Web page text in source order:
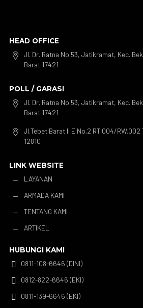
HEAD OFFICE

Jl. Dr. Ratna No.53, Jatikramat, Kec.
Barat 17421
POLL / GARASI

Jl. Dr. Ratna No.53, Jatikramat, Kec.
Barat 17421

Jl.Tebet Barat II E No.2 RT.004/
12810
LINK WEBSITE
K
LAYANAN
K ARMADA KAMI
K TENTANG KAMI
K ARTIKEL
HUBUNGI KAMI

0811-108-6646 (DINI)

0812-822-6646 (EKI)

0811-139-6646 (EKI)